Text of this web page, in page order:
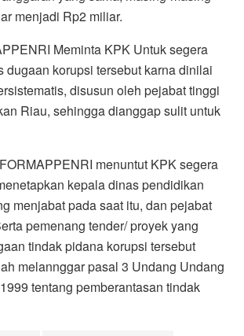
menjadi Rp2 miliar.
Meminta KPK Untuk segera
dugaan korupsi tersebut karna dinilai
disusun oleh pejabat tinggi
Riau, sehingga dianggap sulit untuk
menuntut KPK segera
kepala dinas pendidikan
menjabat pada saat itu, dan pejabat
pemenang tender/ proyek yang
tindak pidana korupsi tersebut
melannggar pasal 3 Undang Undang
tentang pemberantasan tindak